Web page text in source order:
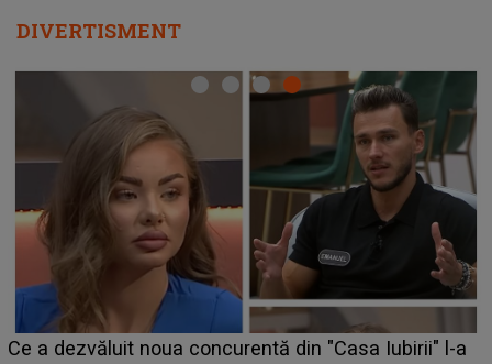
DIVERTISMENT
"Casa Iubirii" l-a
HOROSCOP de weekend, 8-9